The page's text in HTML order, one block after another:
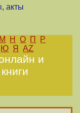
акты
М Н О П
Р
Ю Я AZ
и